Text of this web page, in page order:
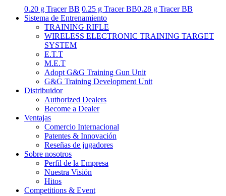
0.20 g Tracer BB 0.25 g Tracer BB0.28 g Tracer BB
Sistema de Entrenamiento
TRAINING RIFLE
WIRELESS ELECTRONIC TRAINING TARGET
SYSTEM
E.T.T
M.E.T
Adopt G&G Training Gun Unit
G&G Training Development Unit
Distribuidor
Authorized Dealers
Become a Dealer
Ventajas
Comercio Internacional
Patentes & Innovación
Reseñas de jugadores
Sobre nosotros
Perfil de la Empresa
Nuestra Visión
Hitos
Competitions & Event